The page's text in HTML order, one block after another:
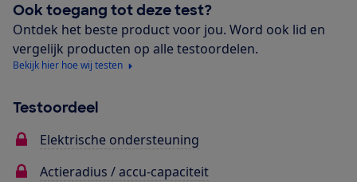
Ook toegang tot deze test?
Ontdek het beste product voor jou. Word ook lid en
vergelijk producten op alle testoordelen.
Bekijk hier hoe wij testen
Testoordeel
Elektrische ondersteuning
Actieradius / accu-capaciteit